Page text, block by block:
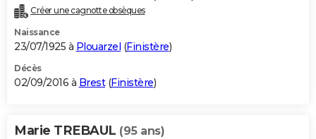
Créer une cagnotte obsèques
Naissance
23/07/1925 à Plouarzel (Finistère)
Décès
02/09/2016 à Brest(Finistère)
Marie TREBAUL (95 ans)